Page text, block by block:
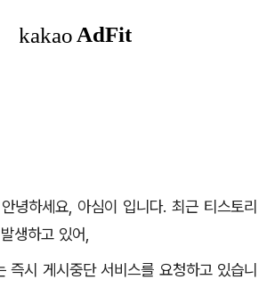
녕하세요, 아심이 입니다. 최근 티스토리
생하고 있어,
즉시 게시중단 서비스를 요청하고 있습니